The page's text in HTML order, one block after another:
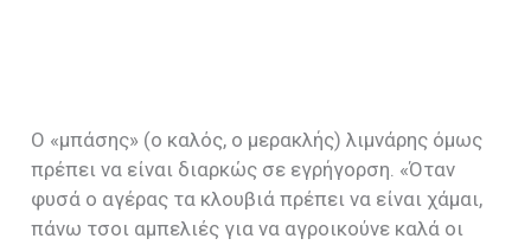
Ο «μπάσης» (ο καλός, ο μερακλής) λιμνάρης όμως
πρέπει να είναι διαρκώς σε εγρήγορση. «Όταν
φυσά ο αγέρας τα κλουβιά πρέπει να είναι χάμαι,
πάνω τσοι αμπελιές για να αγροικούνε καλά οι